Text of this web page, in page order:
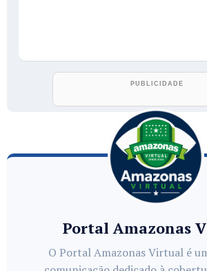
Portal Amazonas
O Portal Amazonas Virtual é